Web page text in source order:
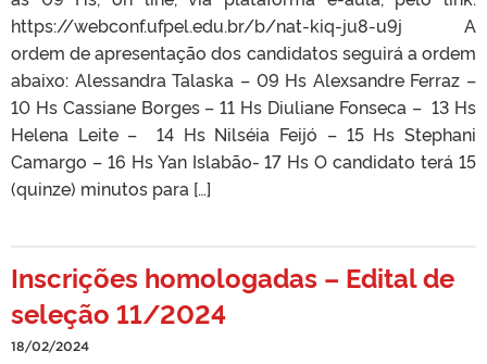
https://webconf.ufpel.edu.br/b/nat-kiq-ju8-u9j A
ordem de apresentação dos candidatos seguirá a ordem
abaixo: Alessandra Talaska – 09 Hs Alexsandre Ferraz –
10 Hs Cassiane Borges – 11 Hs Diuliane Fonseca – 13 Hs
Helena Leite – 14 Hs Nilséia Feijó – 15 Hs Stephani
Camargo – 16 Hs Yan Islabão- 17 Hs O candidato terá 15
(quinze) minutos para […]
Inscrições homologadas – Edital de
seleção 11/2024
18/02/2024